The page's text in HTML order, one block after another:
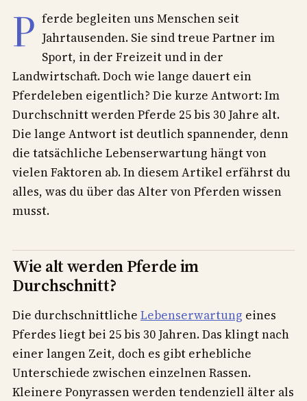
P ferde begleiten uns Menschen seit
Jahrtausenden. Sie sind treue Partner im
Sport, in der Freizeit und in der
Landwirtschaft. Doch wie lange dauert ein
Pferdeleben eigentlich? Die kurze Antwort: Im
Durchschnitt werden Pferde 25 bis 30 Jahre alt.
Die lange Antwort ist deutlich spannender, denn
die tatsächliche Lebenserwartung hängt von
vielen Faktoren ab. In diesem Artikel erfährst du
alles, was du über das Alter von Pferden wissen
musst.
Wie alt werden Pferde im
Durchschnitt?
Die durchschnittliche Lebenserwartung eines
Pferdes liegt bei 25 bis 30 Jahren. Das klingt nach
einer langen Zeit, doch es gibt erhebliche
Unterschiede zwischen einzelnen Rassen.
Kleinere Ponyrassen werden tendenziell älter als